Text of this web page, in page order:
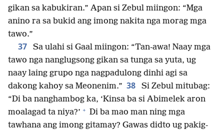
gikan sa kabukiran.” Apan si Zebul miingon: “Mga
anino ra sa bukid ang imong nakita nga morag mga
tawo.”
37
Sa ulahi si Gaal miingon: “Tan-awa! Naay mga
tawo nga nanglugsong gikan sa tunga sa yuta, ug
naay laing grupo nga nagpadulong dinhi agi sa
dakong kahoy sa Meonenim.” 38
Si Zebul mitubag:
“Di ba nanghambog ka, ‘Kinsa ba si Abimelek aron
moalagad ta niya?’ + Di ba mao man ning mga
tawhana ang imong gitamay? Gawas didto ug pakig-